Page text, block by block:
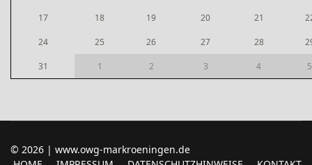
17 18 19 20 21
24 25 26 27 28
31 1 2 3 4 5
© 2026 | www.owg-markroeningen.de